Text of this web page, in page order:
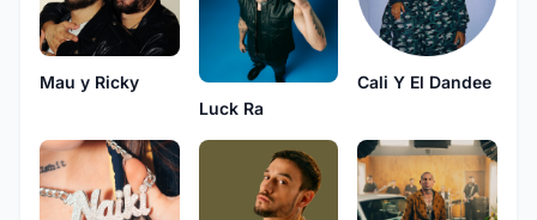
Mau y Ricky
Luck Ra
Cali Y El Dandee